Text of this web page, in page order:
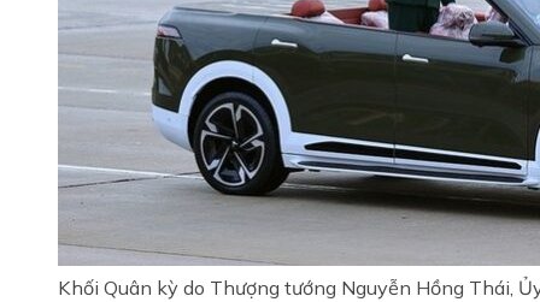
Khối Quân kỳ do Thượng tướng Nguyễn Hồng Thái,